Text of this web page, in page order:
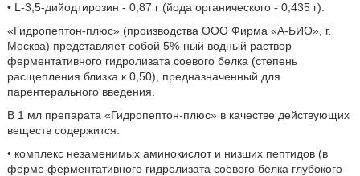
• L-3,5-дийодтирозин - 0,87 г (йода органического - 0,435 г).
«Гидропептон-плюс» (производства ООО Фирма «А-БИО», г.
Москва) представляет собой 5%-ный водный раствор
ферментативного гидролизата соевого белка (степень
расщепления близка к 0,50), предназначенный для
парентерального введения.
В 1 мл препарата «Гидропептон-плюс» в качестве действующих
веществ содержится:
• комплекс незаменимых аминокислот и низших пептидов (в
форме ферментативного гидролизата соевого белка глубокого